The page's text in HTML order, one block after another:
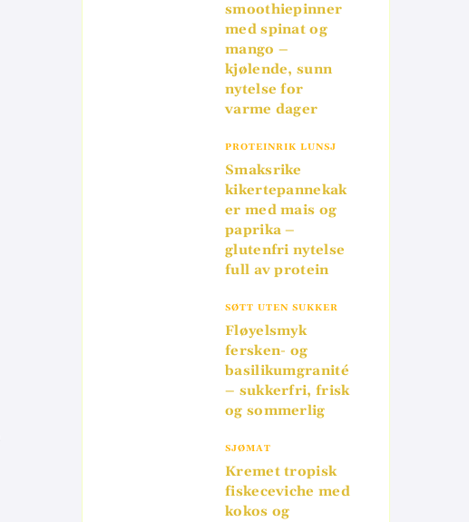
smoothiepinner
med spinat og
mango –
kjølende, sunn
nytelse for
varme dager
PROTEINRIK LUNSJ
Smaksrike
kikertepannekak
er med mais og
paprika –
glutenfri nytelse
full av protein
SØTT UTEN SUKKER
Fløyelsmyk
fersken- og
basilikumgranité
– sukkerfri, frisk
og sommerlig
SJØMAT
Kremet tropisk
fiskeceviche med
kokos og